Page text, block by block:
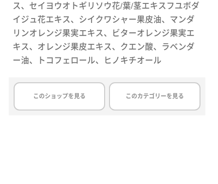
ス、セイヨウオトギリソウ花/葉/茎エキスフユボダ
イジュ花エキス、シイクワシャー果皮油、マンダ
リンオレンジ果実エキス、ビターオレンジ果実エ
キス、オレンジ果皮エキス、クエン酸、ラベンダ
ー油、トコフェロール、ヒノキチオール
このショップを見る このカテゴリーを見る